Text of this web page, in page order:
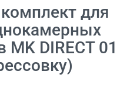
для
DIRECT 01